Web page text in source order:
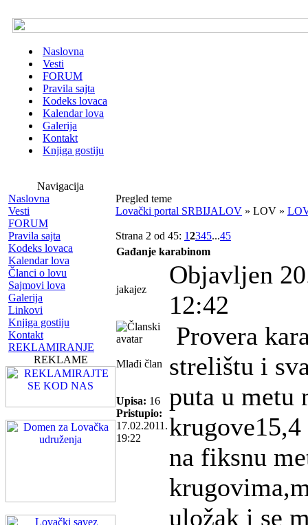
Naslovna
Vesti
FORUM
Pravila sajta
Kodeks lovaca
Kalendar lova
Galerija
Kontakt
Knjiga gostiju
Navigacija
Naslovna
Vesti
FORUM
Pravila sajta
Kodeks lovaca
Kalendar lova
Članci o lovu
Sajmovi lova
Galerija
Linkovi
Knjiga gostiju
Kontakt
REKLAMIRANJE
REKLAME
Pregled teme
Lovački portal SRBIJALOV » LOV »
Strana 2 od 45: 12345...45
Gađanje karabinom
jakajez
Objavljen
12:42
Mlađi član
Upisa: 16
Pristupio:
17.02.2011.
19:22
Provera
strelištu i
puta u metu
krugove15,4
na fiksnu
uložak i se